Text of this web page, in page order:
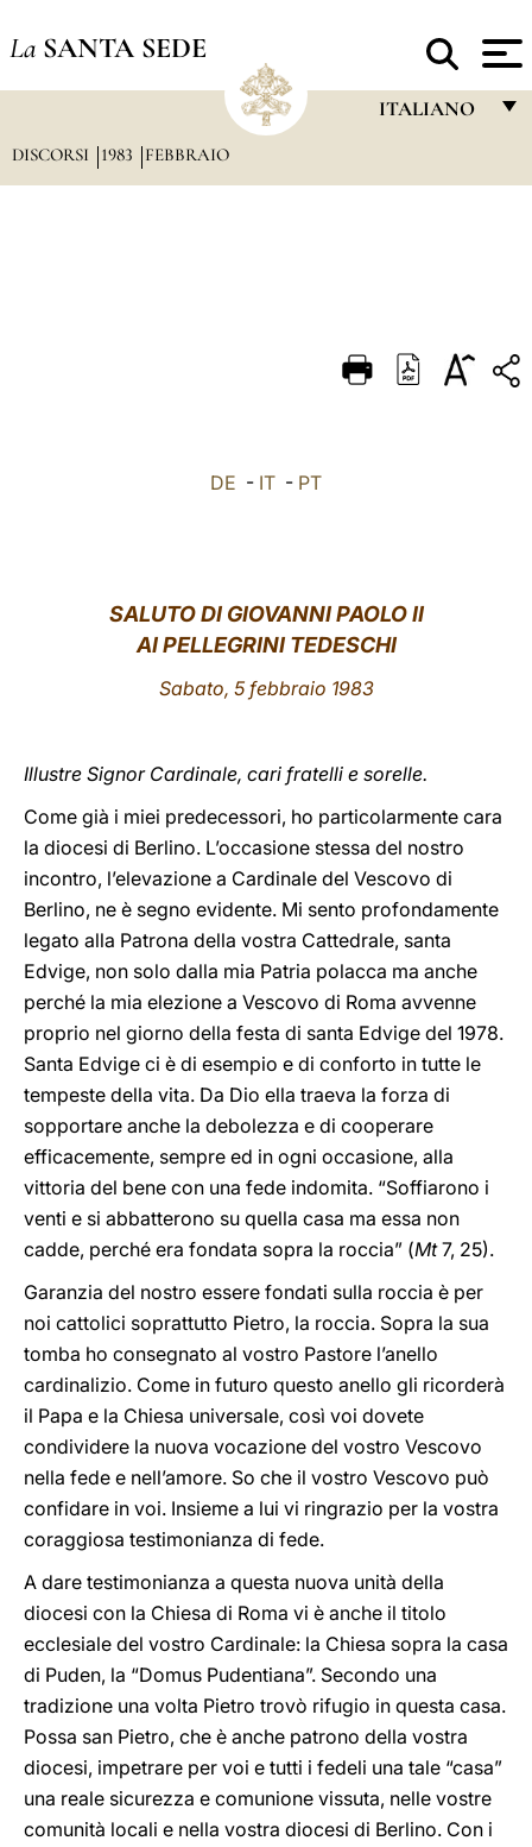
La SANTA SEDE
ITALIANO
DEUTSCH
DISCORSI 1983 FEBBRAIO
DE - IT - PT
SALUTODI GIOVANNI PAOLO II
AI PELLEGRINI TEDESCHI
Sabato, 5 febbraio 1983
Illustre Signor Cardinale, cari fratelli e sorelle.
Come già i miei predecessori, ho particolarmente cara
la diocesi di Berlino. L’occasione stessa del nostro
incontro, l’elevazione a Cardinale del Vescovo di
Berlino, ne è segno evidente. Mi sento profondamente
legato alla Patrona della vostra Cattedrale, santa
Edvige, non solo dalla mia Patria polacca ma anche
perché la mia elezione a Vescovo di Roma avvenne
proprio nel giorno della festa di santa Edvige del 1978.
Santa Edvige ci è di esempio e di conforto in tutte le
tempeste della vita. Da Dio ella traeva la forza di
sopportare anche la debolezza e di cooperare
efficacemente, sempre ed in ogni occasione, alla
vittoria del bene con una fede indomita. “Soffiarono i
venti e si abbatterono su quella casa ma essa non
cadde, perché era fondata sopra la roccia” (Mt7, 25).
Garanzia del nostro essere fondati sulla roccia è per
noi cattolici soprattutto Pietro, la roccia. Sopra la sua
tomba ho consegnato al vostro Pastore l’anello
cardinalizio. Come in futuro questo anello gli ricorderà
il Papa e la Chiesa universale, così voi dovete
condividere la nuova vocazione del vostro Vescovo
nella fede e nell’amore. So che il vostro Vescovo può
confidare in voi. Insieme a lui vi ringrazio per la vostra
coraggiosa testimonianza di fede.
A dare testimonianza a questa nuova unità della
diocesi con la Chiesa di Roma vi è anche il titolo
ecclesiale del vostro Cardinale: la Chiesa sopra la casa
di Puden, la “Domus Pudentiana”. Secondo una
tradizione una volta Pietro trovò rifugio in questa casa.
Possa san Pietro, che è anche patrono della vostra
diocesi, impetrare per voi e tutti i fedeli una tale “casa”
una reale sicurezza e comunione vissuta, nelle vostre
comunità locali e nella vostra diocesi di Berlino. Con i